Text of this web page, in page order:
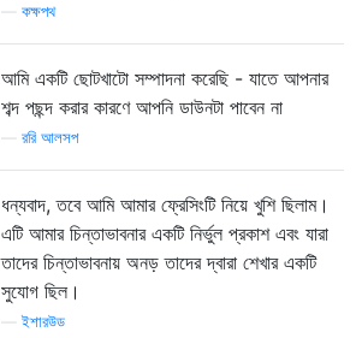
কক্ষপথ
আমি একটি ছোটখাটো সম্পাদনা করেছি - যাতে আপনার
শব্দ পছন্দ করার কারণে আপনি ডাউনটা পাবেন না
ররি আলসপ
ধন্যবাদ, তবে আমি আমার ফ্রেসিংটি নিয়ে খুশি ছিলাম।
এটি আমার চিন্তাভাবনার একটি নির্ভুল প্রকাশ এবং যারা
তাদের চিন্তাভাবনায় অনড় তাদের দ্বারা শেখার একটি
সুযোগ ছিল।
—ইশারউড